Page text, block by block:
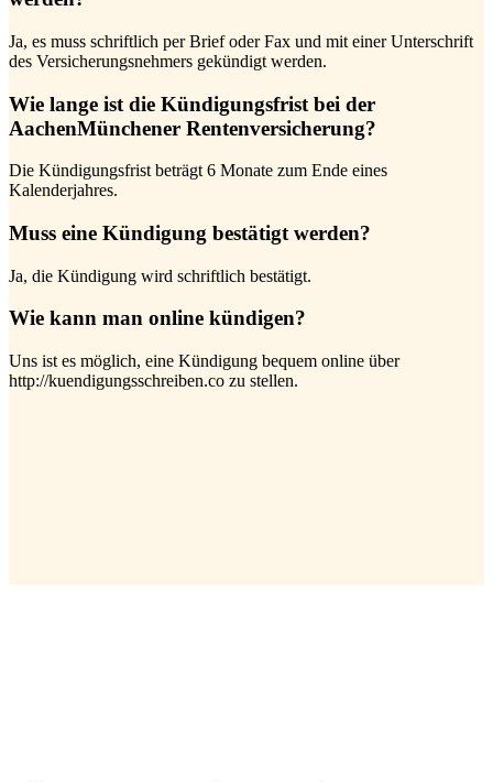
Ja, es muss schriftlich per Brief oder Fax und mit einer Unterschrift
des Versicherungsnehmers gekündigt werden.
Wie lange ist die Kündigungsfrist bei der
AachenMünchener Rentenversicherung?
Die Kündigungsfrist beträgt 6 Monate zum Ende eines
Kalenderjahres.
Muss eine Kündigung bestätigt werden?
Ja, die Kündigung wird schriftlich bestätigt.
Wie kann man online kündigen?
Uns ist es möglich, eine Kündigung bequem online über
http://kuendigungsschreiben.co zu stellen.